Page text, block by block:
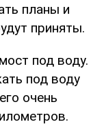
планы и
приняты.
под воду.
под воду
очень